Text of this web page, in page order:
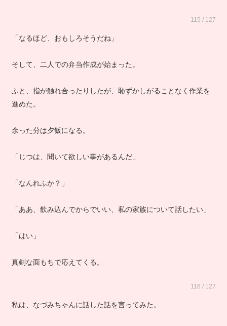
115 / 127
「なるほど、おもしろそうだね」
そして、二人での弁当作成が始まった。
ふと、指が触れ合ったりしたが、恥ずかしがることなく作業を
進めた。
余った分は夕飯になる。
「じつは、聞いて欲しい事があるんだ」
「なんれふか？」
「ああ、飲み込んでからでいい、私の家族について話したい」
「はい」
真剣な面もちで応えてくる。
116 / 127
私は、なづみちゃんに話した話を言ってみた。